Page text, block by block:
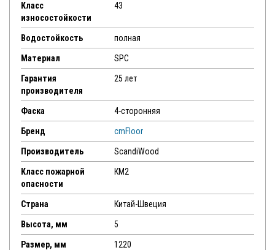
Класс
износостойкости
43
Водостойкость полная
Материал SPC
Гарантия
производителя
25 лет
Фаска 4-сторонняя
Бренд cmFloor
Производитель ScandiWood
Класс пожарной
опасности
КМ2
Страна Китай-Швеция
Высота, мм 5
Размер, мм 1220